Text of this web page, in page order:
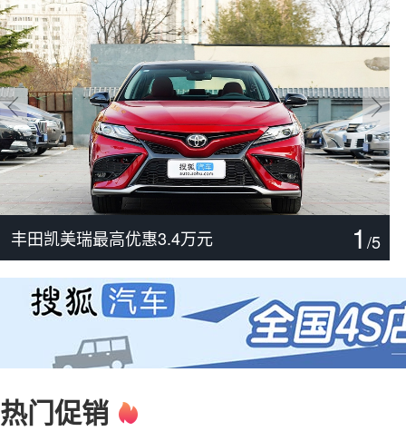
尊界V800/V680实力分析
主打配置诚意 解读腾势Z9S
丰田汉兰达最高优惠3万元
捷豹XFL最高优惠19.48万元
宝马X3最高优惠3万元
丰田凯美瑞最高优惠3.4万元 1 /5
热门促销